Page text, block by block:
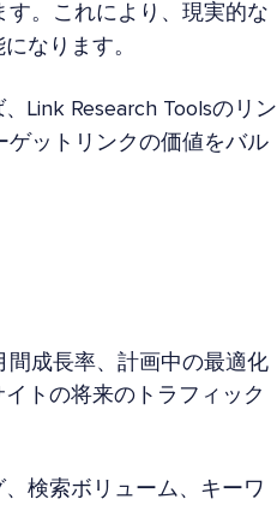
。これにより、現実的な
なります。
Link Research Toolsのリン
ゲットリンクの価値をバル
間成長率、計画中の最適化
トの将来のトラフィック
、検索ボリューム、キーワ